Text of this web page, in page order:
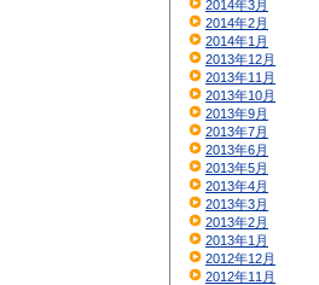
2014年3月
2014年2月
2014年1月
2013年12月
2013年11月
2013年10月
2013年9月
2013年7月
2013年6月
2013年5月
2013年4月
2013年3月
2013年2月
2013年1月
2012年12月
2012年11月